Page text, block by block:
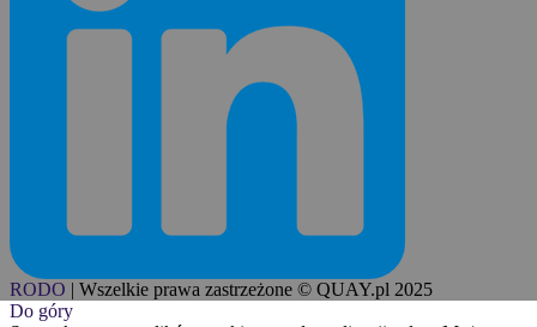
RODO | Wszelkie prawa zastrzeżone © QUAY.pl 2025
Do góry